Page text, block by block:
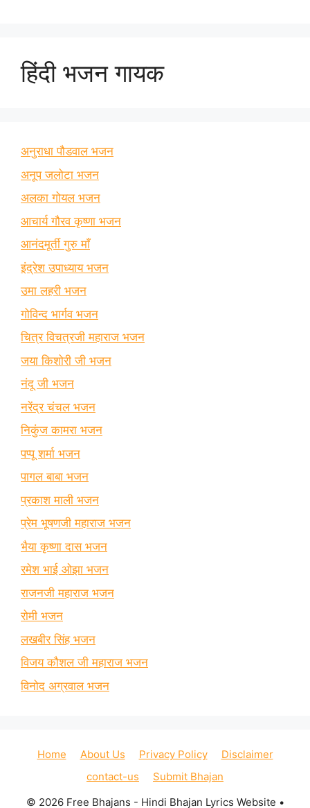
हिंदी भजन गायक
अनुराधा पौडवाल भजन
अनूप जलोटा भजन
अलका गोयल भजन
आचार्य गौरव कृष्णा भजन
आनंदमूर्ती गुरु माँ
इंद्रेश उपाध्याय भजन
उमा लहरी भजन
गोविन्द भार्गव भजन
चित्र विचत्रजी महाराज भजन
जया किशोरी जी भजन
नंदू जी भजन
नरेंद्र चंचल भजन
निकुंज कामरा भजन
पप्पू शर्मा भजन
पागल बाबा भजन
प्रकाश माली भजन
प्रेम भूषणजी महाराज भजन
भैया कृष्णा दास भजन
रमेश भाई ओझा भजन
राजनजी महाराज भजन
रोमी भजन
लखबीर सिंह भजन
विजय कौशल जी महाराज भजन
विनोद अग्रवाल भजन
Home About Us Privacy Policy
Disclaimer
contact-us
Submit Bhajan
© 2026 Free Bhajans - Hindi Bhajan Lyrics Website •